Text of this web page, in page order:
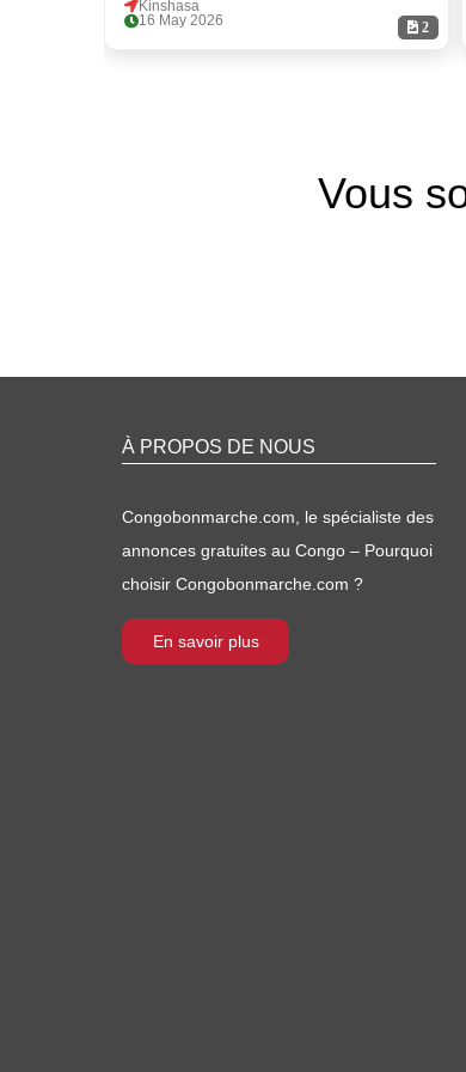
2
Kinshasa
16 May 2026
Vous
À PROPOS DE NOUS
Congobonmarche.com, le spécialiste des
annonces gratuites au Congo – Pourquoi
choisir Congobonmarche.com ?
En savoir plus